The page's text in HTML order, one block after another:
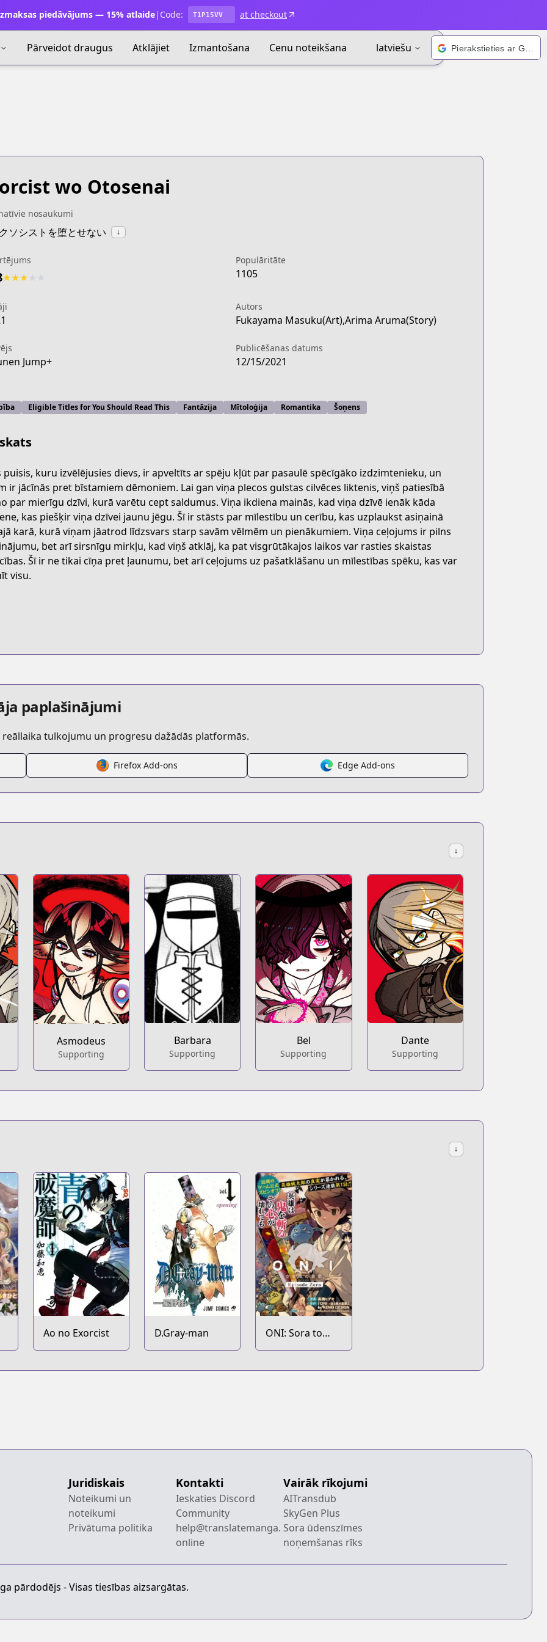
piedāvājums — 15% atlaide| Code: T1P15VV at checkout
Pārveidot draugus Atklājiet Izmantošana Cenu noteikšana latviešu
4bf2-94a3-b2571029562d
the-exorcist-fall-in-love
wo Otosenai
nosaukumi
ソシストを堕とせない ↓
★★★
Populāritāte
1105
Autors
Fukayama Masuku(Art),Arima Aruma(Story)
Jump+
Publicēšanas datums
12/15/2021
Eligible Titles for You Should Read This Fantāzija Mītoloģija Romantika Šoņens
puisis, kuru izvēlējusies dievs, ir apveltīts ar spēju kļūt par pasaulē spēcīgāko izdzimtenieku, un
ir jācīnās pret bīstamiem dēmoniem. Lai gan viņa plecos gulstas cilvēces liktenis, viņš patiesībā
par mierīgu dzīvi, kurā varētu cept saldumus. Viņa ikdiena mainās, kad viņa dzīvē ienāk kāda
kas piešķir viņa dzīvei jaunu jēgu. Šī ir stāsts par mīlestību un cerību, kas uzplaukst asiņainā
karā, kurā viņam jāatrod līdzsvars starp savām vēlmēm un pienākumiem. Viņa ceļojums ir pilns
bet arī sirsnīgu mirkļu, kad viņš atklāj, ka pat visgrūtākajos laikos var rasties skaistas
Šī ir ne tikai cīņa pret ļaunumu, bet arī ceļojums uz pašatklāšanu un mīlestības spēku, kas var
visu.
paplašinājumi
reāllaika tulkojumu un progresu dažādās platformās.
Firefox Add-ons Edge Add-ons
↓
Asmodeus
Supporting
Barbara
Supporting
Bel
Supporting
Dante
Supporting
↓
Ao no Exorcist D.Gray-man
ONI: Sora to
Kaze no Elegy
Juridiskais
Noteikumi un
noteikumi
Privātuma politika
Kontakti
Ieskaties Discord
Community
help@translatemanga.
online
Vairāk rīkojumi
AITransdub
SkyGen Plus
Sora ūdenszīmes
noņemšanas rīks
pārdodējs - Visas tiesības aizsargātas.